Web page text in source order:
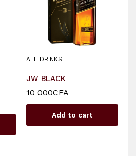
ALL DRINKS
JW BLACK
10 000CFA
Add to cart